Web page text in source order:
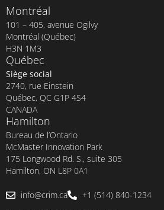
Montréal
101 – 405, avenue Ogilvy
Montréal (Québec)
H3N 1M3
Québec
Siège social
2740, rue Einstein
Québec, QC G1P 4S4
CANADA
Hamilton
Bureau de l’Ontario
McMaster Innovation Park
175 Longwood Rd. S., suite 305
Hamilton, ON L8P 0A1
info@crim.ca +1 (514) 840-1234